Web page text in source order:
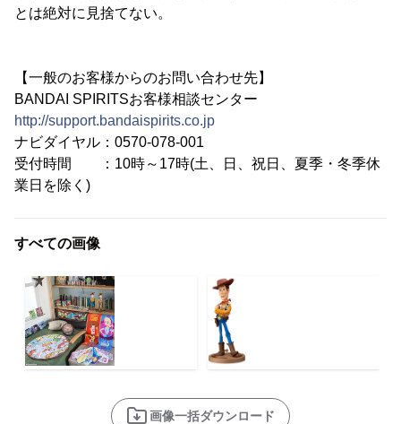
とは絶対に見捨てない。
【一般のお客様からのお問い合わせ先】
BANDAI SPIRITSお客様相談センター
http://support.bandaispirits.co.jp
ナビダイヤル：0570-078-001
受付時間 ：10時～17時(土、日、祝日、夏季・冬季休
業日を除く)
すべての画像
画像一括ダウンロード